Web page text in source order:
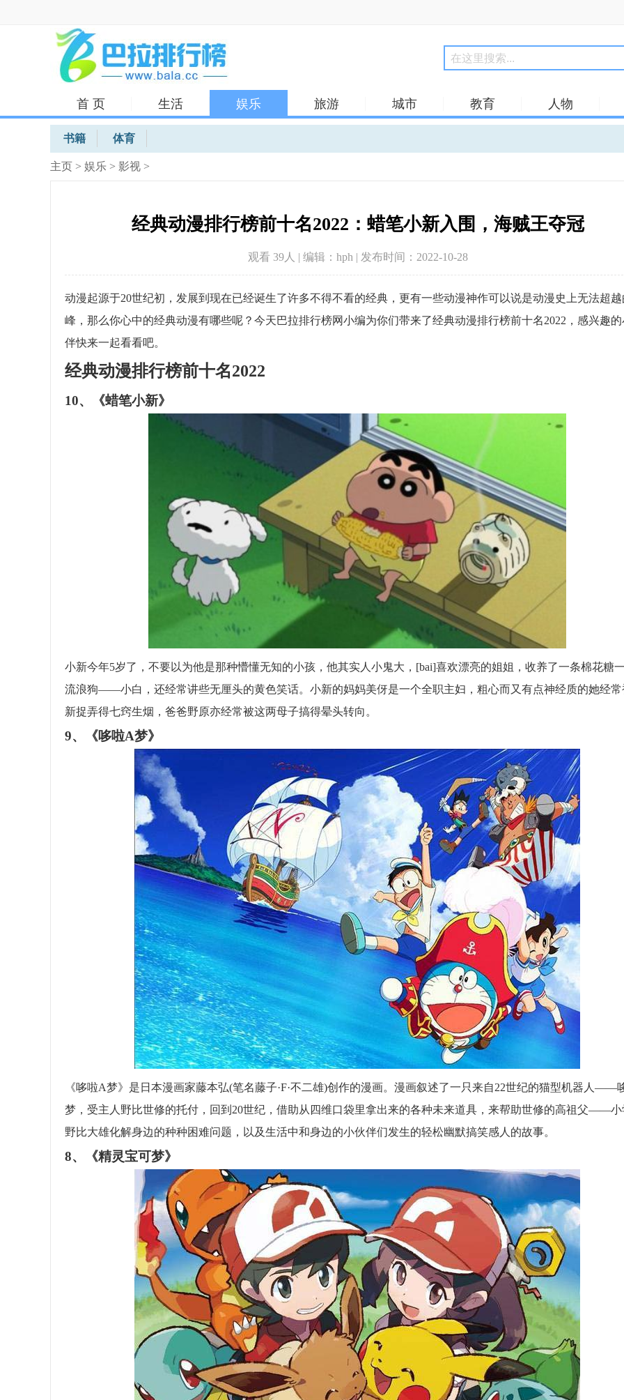
首 页 生活 娱乐 旅游 城市 教育
人物
体育
书籍 体育
主页 > 娱乐 > 影视 >
经典动漫排行榜前十名2022：蜡笔小新入围，海贼王夺冠
观看 39 人 | 编辑：hph | 发布时间：2022-10-28
动漫起源于20世纪初，发展到现在已经诞生了许多不得不看的经典，更有一些动漫神作可以说是动漫史上无法超
峰，那么你心中的经典动漫有哪些呢？今天巴拉排行榜网小编为你们带来了经典动漫排行榜前十名2022，感兴趣
伴快来一起看看吧。
经典动漫排行榜前十名2022
10、《蜡笔小新》
小新今年5岁了，不要以为他是那种懵懂无知的小孩，他其实人小鬼大，[bai]喜欢漂亮的姐姐，收养了一条棉花糖
流浪狗——小白，还经常讲些无厘头的黄色笑话。小新的妈妈美伢是一个全职主妇，粗心而又有点神经质的她经常
新捉弄得七窍生烟，爸爸野原亦经常被这两母子搞得晕头转向。
9、《哆啦A梦》
《哆啦A梦》是日本漫画家藤本弘(笔名藤子·F·不二雄)创作的漫画。漫画叙述了一只来自22世纪的猫型机器人——
梦，受主人野比世修的托付，回到20世纪，借助从四维口袋里拿出来的各种未来道具，来帮助世修的高祖父——小
野比大雄化解身边的种种困难问题，以及生活中和身边的小伙伴们发生的轻松幽默搞笑感人的故事。
8、《精灵宝可梦》